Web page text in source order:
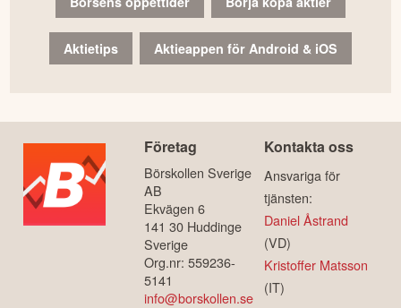
Aktietips Aktieappen för Android & iOS
Företag
Börskollen Sverige
AB
Ekvägen 6
141 30 Huddinge
Sverige
Org.nr: 559236-
5141
info@borskollen.se
Kontakta oss
Ansvariga för
tjänsten:
Daniel Åstrand
(VD)
Kristoffer Matsson
(IT)